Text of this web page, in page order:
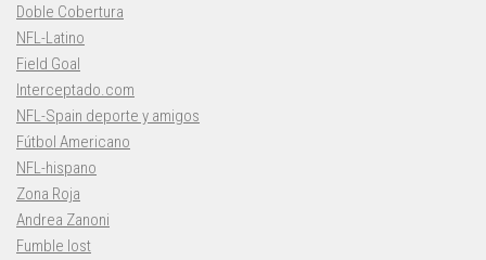
Doble Cobertura
NFL-Latino
Field Goal
Interceptado.com
NFL-Spain deporte y amigos
Fútbol Americano
NFL-hispano
Zona Roja
Andrea Zanoni
Fumble lost